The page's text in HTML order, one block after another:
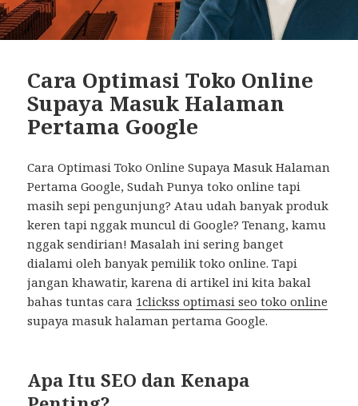
Cara Optimasi Toko Online
Supaya Masuk Halaman
Pertama Google
Cara Optimasi Toko Online Supaya Masuk Halaman
Pertama Google, Sudah Punya toko online tapi
masih sepi pengunjung? Atau udah banyak produk
keren tapi nggak muncul di Google? Tenang, kamu
nggak sendirian! Masalah ini sering banget
dialami oleh banyak pemilik toko online. Tapi
jangan khawatir, karena di artikel ini kita bakal
bahas tuntas cara 1clickss optimasi seo toko online
supaya masuk halaman pertama Google.
Apa Itu SEO dan Kenapa